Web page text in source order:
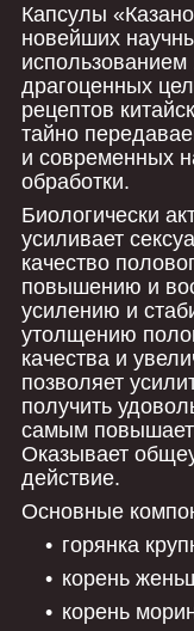
Капсулы
новейших
драгоценных
рецептов
тайно
и современных
обработки.
Биологически
усиливает
качество
повышению и
усилению и
утолщению
качества и
позволяет
получить
самым повышает
Оказывает
действие.
Основные
горянка
корень
корень